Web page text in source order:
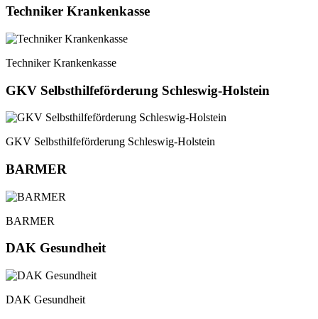
Techniker Krankenkasse
Techniker Krankenkasse
GKV Selbsthilfeförderung Schleswig-Holstein
GKV Selbsthilfeförderung Schleswig-Holstein
BARMER
BARMER
DAK Gesundheit
DAK Gesundheit